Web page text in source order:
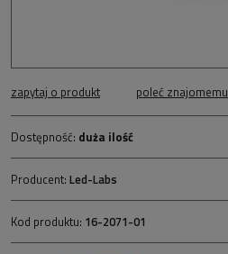
zapytaj o produkt poleć znajomemu
Dostępność: duża ilość
Producent: Led-Labs
Kod produktu: 16-2071-01